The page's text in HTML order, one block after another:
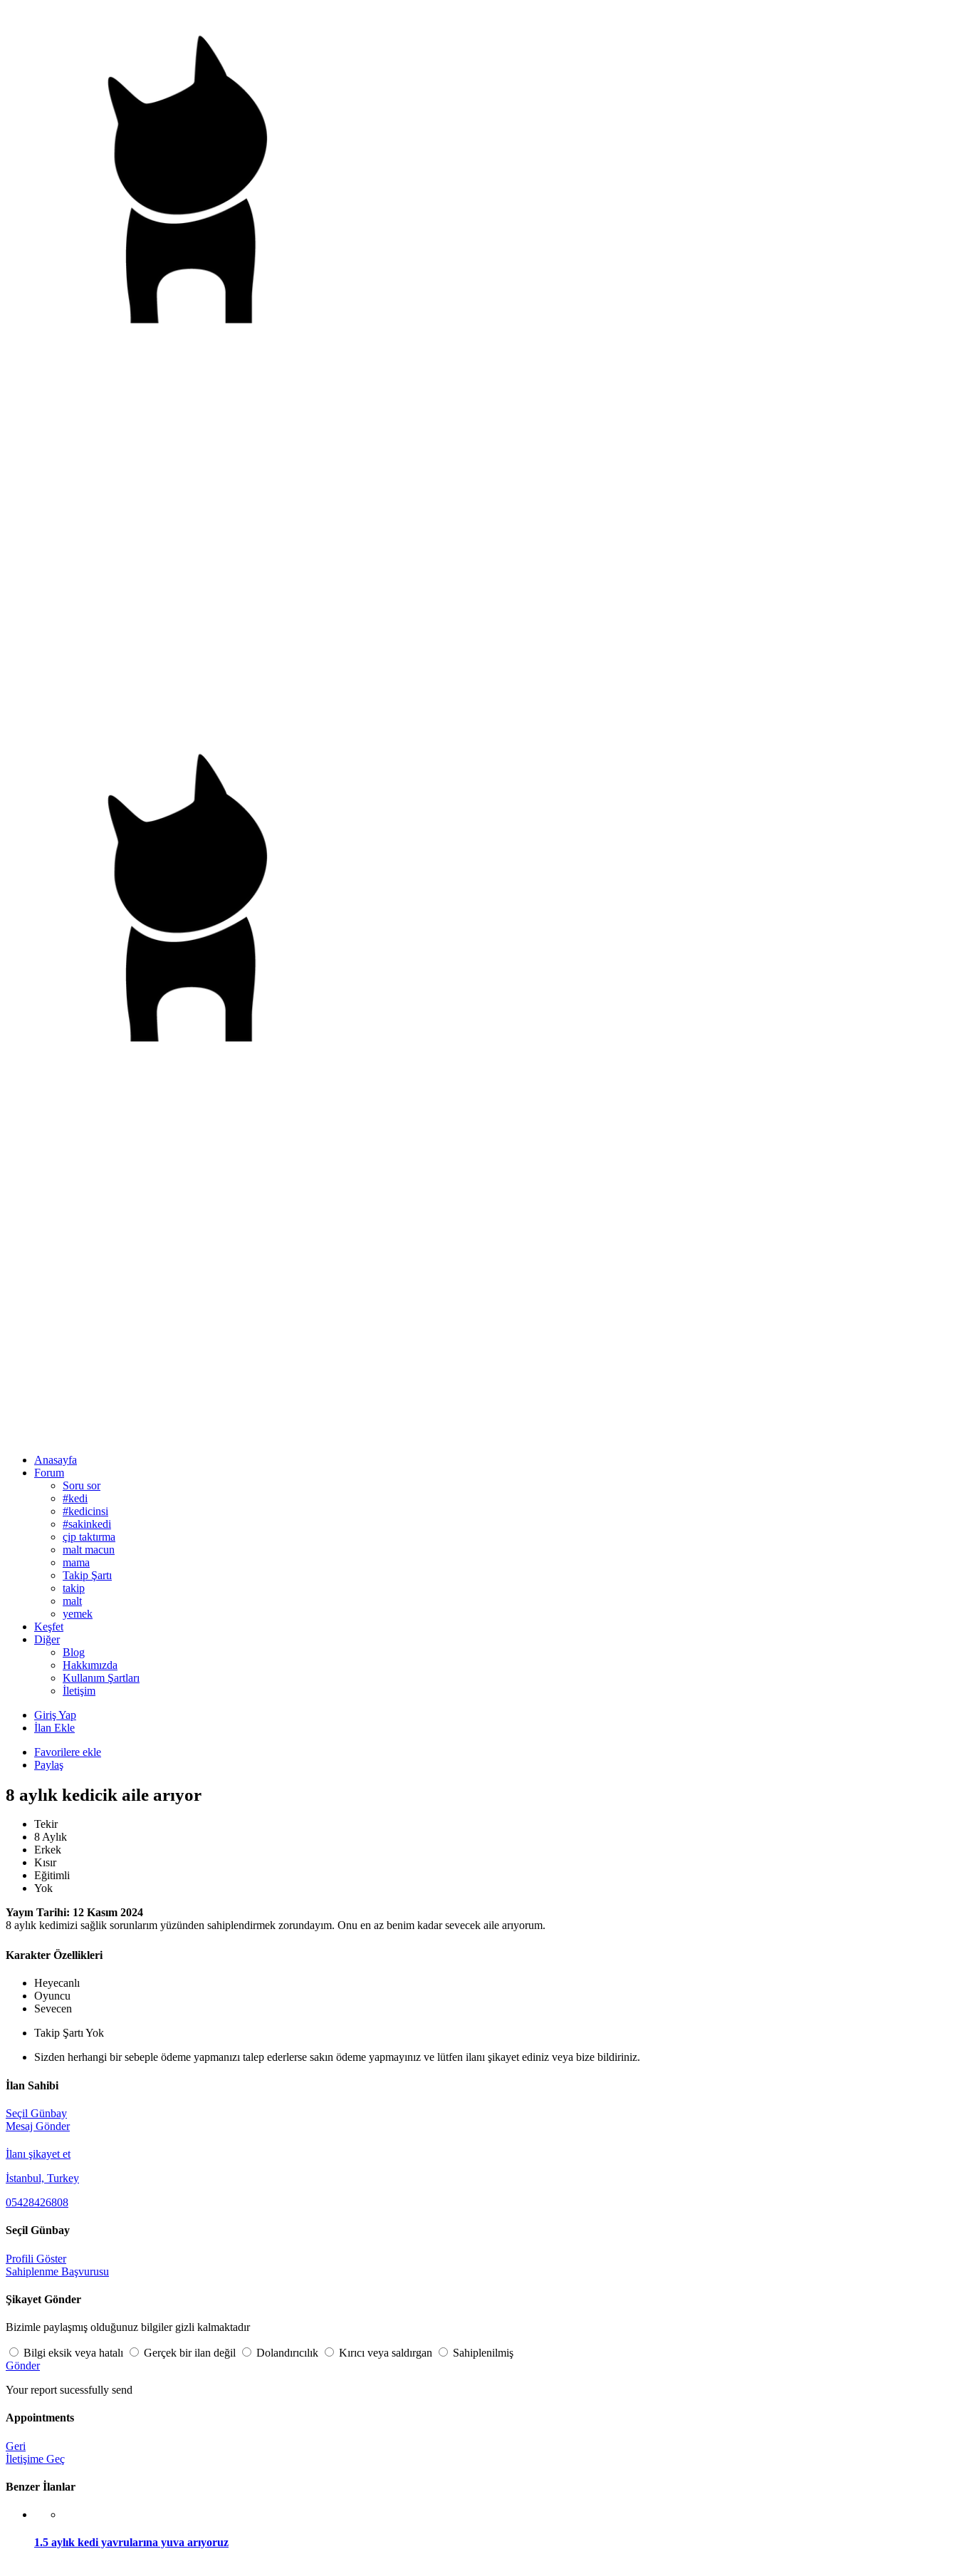
Anasayfa
Forum
Soru sor
#kedi
#kedicinsi
#sakinkedi
çip taktırma
malt macun
mama
Takip Şartı
takip
malt
yemek
Keşfet
Diğer
Blog
Hakkımızda
Kullanım Şartları
İletişim
Giriş Yap
İlan Ekle
Favorilere ekle
Paylaş
8 aylık kedicik aile arıyor
Tekir
8 Aylık
Erkek
Kısır
Eğitimli
Yok
Yayın Tarihi: 12 Kasım 2024
8 aylık kedimizi sağlik sorunlarım yüzünden sahiplendirmek zorundayım. Onu en az benim kadar sevecek aile arıyorum.
Karakter Özellikleri
Heyecanlı
Oyuncu
Sevecen
Takip Şartı Yok
Sizden herhangi bir sebeple ödeme yapmanızı talep ederlerse sakın ödeme yapmayınız ve lütfen ilanı şikayet ediniz veya bize bildiriniz.
İlan Sahibi
Seçil Günbay
Mesaj Gönder
İlanı şikayet et
İstanbul, Turkey
05428426808
Seçil Günbay
Profili Göster
Sahiplenme Başvurusu
Şikayet Gönder
Bizimle paylaşmış olduğunuz bilgiler gizli kalmaktadır
Bilgi eksik veya hatalı Gerçek bir ilan değil Dolandırıcılık Kırıcı veya saldırgan
Sahiplenilmiş
Gönder
Your report sucessfully send
Appointments
Geri
İletişime Geç
Benzer İlanlar
1.5 aylık kedi yavrularına yuva arıyoruz